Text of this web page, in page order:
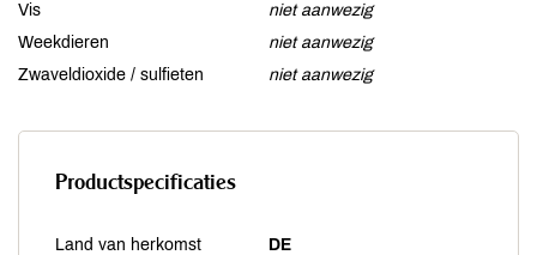
Vis
niet aanwezig
Weekdieren
niet aanwezig
Zwaveldioxide / sulfieten
niet aanwezig
Productspecificaties
Land van herkomst DE